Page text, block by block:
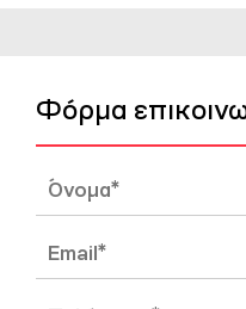
Φόρμα